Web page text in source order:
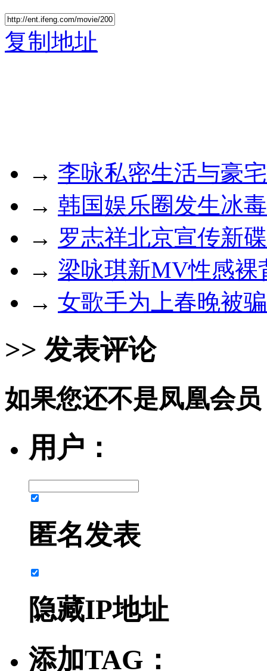
复制地址
→ 李咏私密生活与豪
→ 韩国娱乐圈发生冰
→ 罗志祥北京宣传新
→ 梁咏琪新MV性感裸
→ 女歌手为上春晚被
>> 发表评论
如果您还不是凤凰会
用户：
匿名发表
隐藏IP地址
添加TAG：